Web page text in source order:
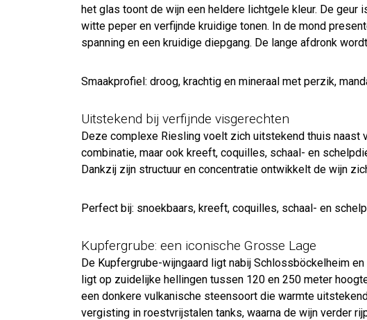
het glas toont de wijn een heldere lichtgele kleur. De geur
witte peper en verfijnde kruidige tonen. In de mond
spanning en een kruidige diepgang. De lange afdronk
Smaakprofiel: droog, krachtig en mineraal met perzik,
Uitstekend bij verfijnde visgerechten
Deze complexe Riesling voelt zich uitstekend thuis
combinatie, maar ook kreeft, coquilles, schaal- en
Dankzij zijn structuur en concentratie ontwikkelt de wijn
Perfect bij: snoekbaars, kreeft, coquilles, schaal- en
Kupfergrube: een iconische Grosse Lage
De Kupfergrube-wijngaard ligt nabij Schlossböckelheim
ligt op zuidelijke hellingen tussen 120 en 250 meter
een donkere vulkanische steensoort die warmte
vergisting in roestvrijstalen tanks, waarna de wijn verder